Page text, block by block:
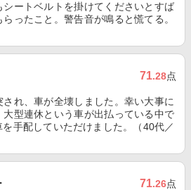
シートベルトを掛けてくださいとすば
ったこと。警告音が鳴ると慌てる。
71.28点
れ、車が全壊しました。幸い大事に
型連休という車が出払っている中で
手配していただけました。（40代／
71.26点